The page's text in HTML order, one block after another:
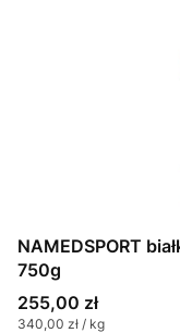
NAMEDSPORT
750g
Cena
255,00 zł
Cena jednostkowa
340,00 zł / kg